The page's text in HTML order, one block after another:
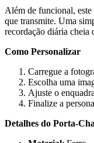
Além de funcional, este
que transmite. Uma
recordação diária cheia
Como Personalizar
Carregue a
Escolha uma
Ajuste o
Finalize a
Detalhes do Porta-